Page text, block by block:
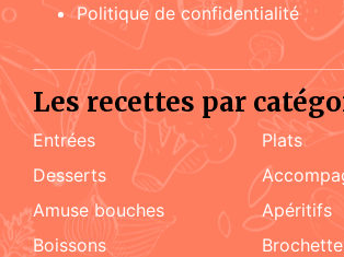
Politique de confidentialité
Les recettes par
Entrées
Plats
Desserts
amuse bouches
apéritifs
boissons